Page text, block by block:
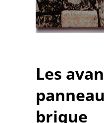
Les
brique